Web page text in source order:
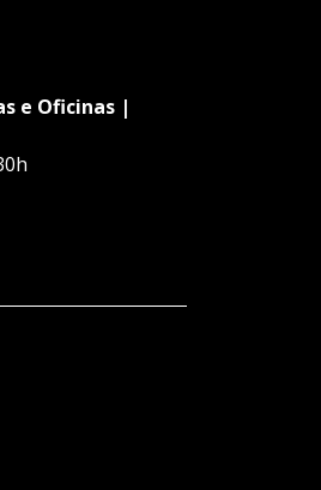
e Oficinas |